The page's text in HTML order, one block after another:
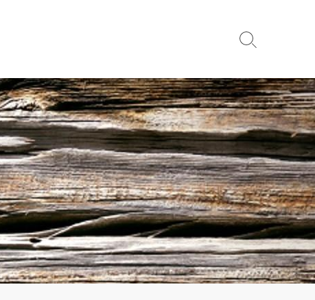
検
り
替
え